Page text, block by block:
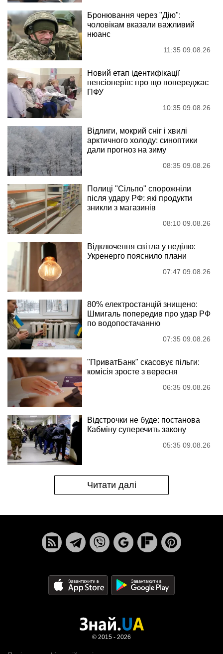
Бронювання через "Дію":
чоловікам вказали важливий
нюанс
11:35 09.08.26
Новий етап ідентифікації
пенсіонерів: про що попереджає
ПФУ
10:35 09.08.26
Відлиги, мокрий сніг і хвилі
арктичного холоду: синоптики
дали прогноз на зиму
08:35 09.08.26
Полиці "Сільпо" спорожніли
після удару РФ: які продукти
зникли з магазинів
08:10 09.08.26
Відключення світла у неділю:
Укренерго пояснило плани
07:47 09.08.26
80% електростанцій знищено:
Шмигаль попередив про удар РФ
по водопостачанню
07:35 09.08.26
"ПриватБанк" скасовує пільги:
комісія зросте з вересня
06:35 09.08.26
Відстрочки не буде: постанова
Кабміну суперечить закону
05:35 09.08.26
Читати далі
© 2015 - 2026